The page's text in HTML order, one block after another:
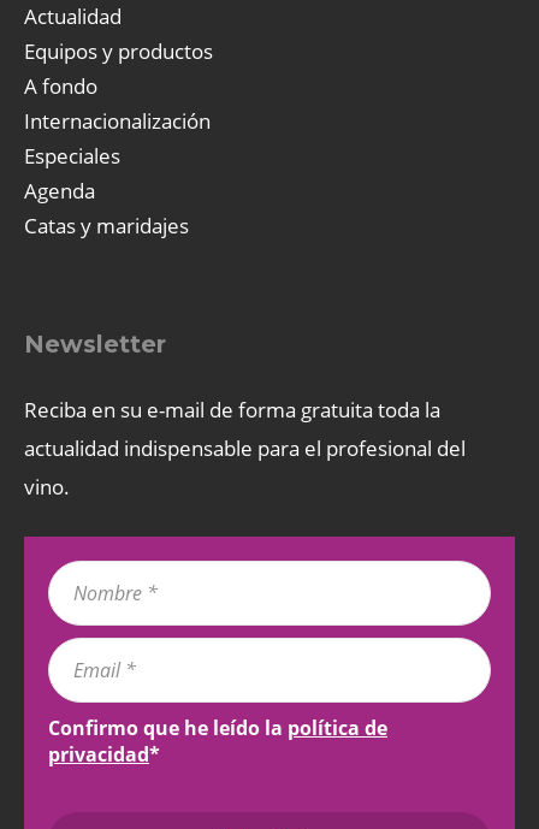
Actualidad
Equipos y productos
A fondo
Internacionalización
Especiales
Agenda
Catas y maridajes
Newsletter
Reciba en su e-mail de forma gratuita toda la
actualidad indispensable para el profesional del
vino.
Confirmo que he leído la política de
privacidad*